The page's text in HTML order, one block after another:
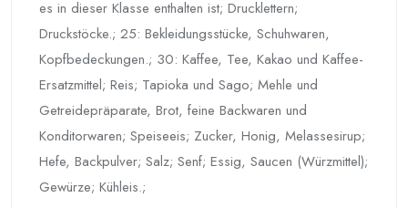
es in dieser Klasse enthalten ist; Drucklettern;
Druckstöcke.; 25: Bekleidungsstücke, Schuhwaren,
Kopfbedeckungen.; 30: Kaffee, Tee, Kakao und Kaffee-
Ersatzmittel; Reis; Tapioka und Sago; Mehle und
Getreidepräparate, Brot, feine Backwaren und
Konditorwaren; Speiseeis; Zucker, Honig, Melassesirup;
Hefe, Backpulver; Salz; Senf; Essig, Saucen (Würzmittel);
Gewürze; Kühleis.;